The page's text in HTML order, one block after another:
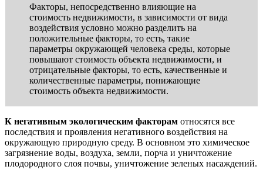
Факторы, непосредственно влияющие на
стоимость недвижимости, в зависимости от вида
воздействия условно можно разделить на
положительные факторы, то есть, такие
параметры окружающей человека среды, которые
повышают стоимость объекта недвижимости, и
отрицательные факторы, то есть, качественные и
количественные параметры, понижающие
стоимость объекта недвижимости.
К негативным экологическим факторам относятся все
последствия и проявления негативного воздействия на
окружающую природную среду. В основном это химическое
загрязнение воды, воздуха, земли, порча и уничтожение
плодородного слоя почвы, уничтожение зеленых насаждений.